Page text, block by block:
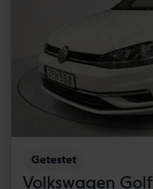
Getestet
Volkswagen Golf